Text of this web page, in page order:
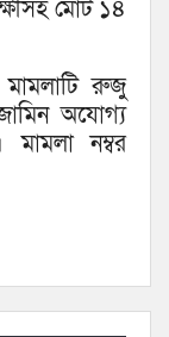
মোট ১৪
মামলাটি রুজু
অযোগ্য
মামলা নম্বর